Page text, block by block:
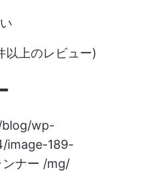
上のレビュー)
wp-
image-189-
ンナー /mg/